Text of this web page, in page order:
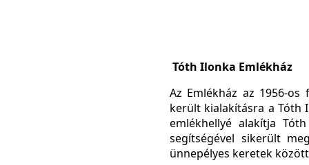
Tóth Ilonka Emlékház
Az Emlékház az 1956-
került kialakításra a Tóth
emlékhellyé alakítja
segítségével sikerült
ünnepélyes keretek